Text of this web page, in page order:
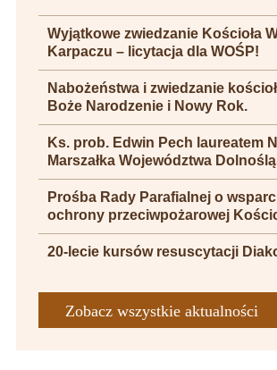
Wyjątkowe zwiedzanie Kościoła
Karpaczu – licytacja dla WOŚP!
Nabożeństwa i zwiedzanie
Boże Narodzenie i Nowy Rok.
Ks. prob. Edwin Pech laureatem
Marszałka Województwa
Prośba Rady Parafialnej o
ochrony przeciwpożarowej
20-lecie kursów resuscytacji
Zobacz wszystkie aktualności